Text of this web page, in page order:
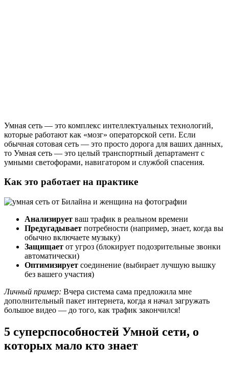
Умная сеть — это комплекс интеллектуальных технологий,
которые работают как «мозг» операторской сети. Если
обычная сотовая сеть — это просто дорога для ваших данных,
то Умная сеть — это целый транспортный департамент с
умными светофорами, навигатором и службой спасения.
Как это работает на практике
Анализирует ваш трафик в реальном времени
Предугадывает потребности (например, знает, когда вы
обычно включаете музыку)
Защищает от угроз (блокирует подозрительные звонки
автоматически)
Оптимизирует соединение (выбирает лучшую вышку
без вашего участия)
Личный пример: Вчера система сама предложила мне
дополнительный пакет интернета, когда я начал загружать
большое видео — до того, как трафик закончился!
5 суперспособностей Умной сети, о
которых мало кто знает